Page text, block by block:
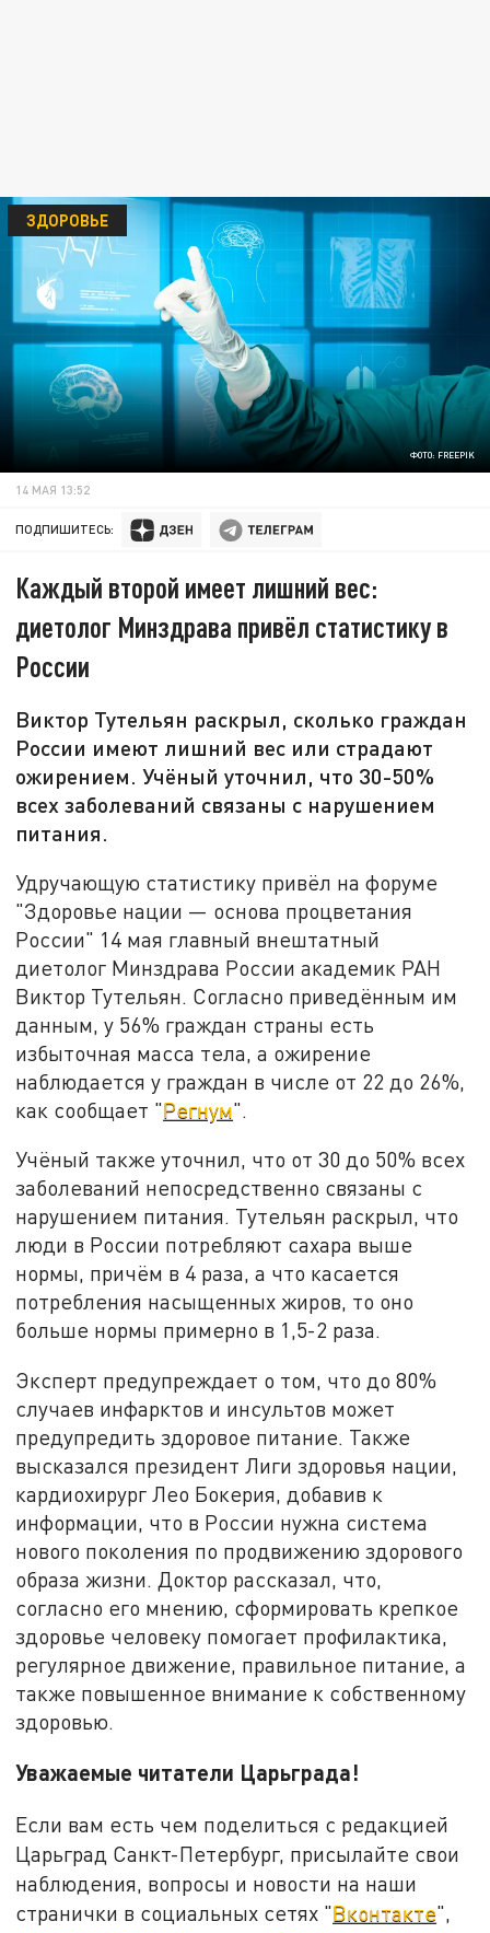
ФОТО: FREEPIK
ЗДОРОВЬЕ
14 МАЯ 13:52
ПОДПИШИТЕСЬ:
Каждый второй имеет лишний вес:
диетолог Минздрава привёл статистику в
России
Виктор Тутельян раскрыл, сколько граждан
России имеют лишний вес или страдают
ожирением. Учёный уточнил, что 30-50%
всех заболеваний связаны с нарушением
питания.
Удручающую статистику привёл на форуме
"Здоровье нации — основа процветания
России" 14 мая главный внештатный
диетолог Минздрава России академик РАН
Виктор Тутельян. Согласно приведённым им
данным, у 56% граждан страны есть
избыточная масса тела, а ожирение
наблюдается у граждан в числе от 22 до 26%,
как сообщает "Регнум".
Учёный также уточнил, что от 30 до 50% всех
заболеваний непосредственно связаны с
нарушением питания. Тутельян раскрыл, что
люди в России потребляют сахара выше
нормы, причём в 4 раза, а что касается
потребления насыщенных жиров, то оно
больше нормы примерно в 1,5-2 раза.
Эксперт предупреждает о том, что до 80%
случаев инфарктов и инсультов может
предупредить здоровое питание. Также
высказался президент Лиги здоровья нации,
кардиохирург Лео Бокерия, добавив к
информации, что в России нужна система
нового поколения по продвижению здорового
образа жизни. Доктор рассказал, что,
согласно его мнению, сформировать крепкое
здоровье человеку помогает профилактика,
регулярное движение, правильное питание, а
также повышенное внимание к собственному
здоровью.
Уважаемые читатели Царьграда!
Если вам есть чем поделиться с редакцией
Царьград Санкт-Петербург, присылайте свои
наблюдения, вопросы и новости на наши
странички в социальных сетях "Вконтакте",